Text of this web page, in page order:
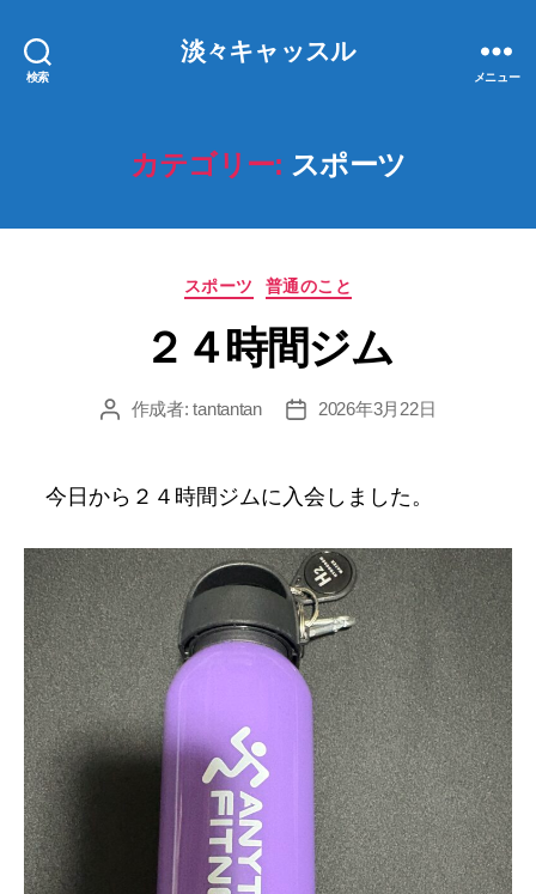
検索
淡々キャッスル
メニュー
カテゴリー: スポーツ
カ
ゴ
リ
スポーツ 普通のこと
２４時間ジム
投 作成者:tantantan
投
2026年3月22日
今日から２４時間ジムに入会しました。